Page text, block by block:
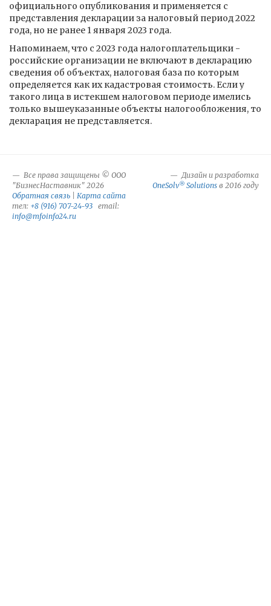
официального опубликования и применяется с
представления декларации за налоговый период 2022
года, но не ранее 1 января 2023 года.
Напоминаем, что с 2023 года налогоплательщики -
российские организации не включают в декларацию
сведения об объектах, налоговая база по которым
определяется как их кадастровая стоимость. Если у
такого лица в истекшем налоговом периоде имелись
только вышеуказанные объекты налогообложения, то
декларация не представляется.
Все права защищены © ООО
"БизнесНаставник" 2026
Обратная связь
Карта сайта
тел: +8 (916) 707-24-93 email:
info@mfoinfo24.ru
Дизайн и разработка
OneSolv® Solutions в 2016 году